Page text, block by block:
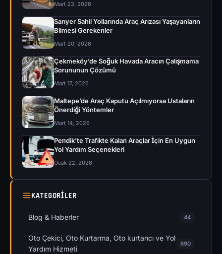
Mart 23, 2026
Sarıyer Sahil Yollarında Araç Arızası Yaşayanların
Bilmesi Gerekenler
Mart 20, 2026
Çekmeköy’de Soğuk Havada Aracın Çalışmama
Sorununun Çözümü
Mart 17, 2026
Maltepe’de Araç Kaputu Açılmıyorsa Ustaların
Önerdiği Yöntemler
Mart 14, 2026
Pendik’te Trafikte Kalan Araçlar İçin En Uygun
Yol Yardım Seçenekleri
Ocak 22, 2026
KATEGORILER
Blog & Haberler 44
Oto Çekici, Oto Kurtarma, Oto kurtarıcı ve Yol
Yardım Hizmeti
690